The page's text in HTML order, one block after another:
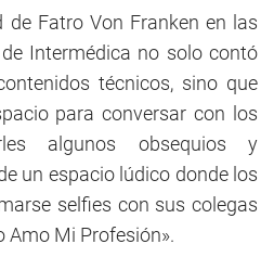
de Fatro Von Franken en las
Intermédica no solo contó
técnicos, sino que
para conversar con los
algunos obsequios y
un espacio lúdico donde los
selfies con sus colegas
Amo Mi Profesión».